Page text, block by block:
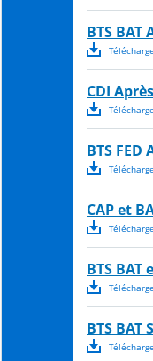
BTS BAT
CDI
BTS FED
CAP et
BTS BAT
BTS BAT